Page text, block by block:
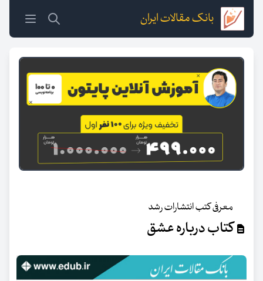
بانک مقالات ایران
معرفی کتب انتشارات رشد
کتاب درباره عشق